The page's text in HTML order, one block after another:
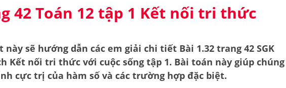
42 Toán 12 tập 1 Kết nối tri thức
này sẽ hướng dẫn các em giải chi tiết Bài 1.32 trang 42 SGK
Kết nối tri thức với cuộc sống tập 1. Bài toán này giúp chúng
cực trị của hàm sốvà các trường hợp đặc biệt.